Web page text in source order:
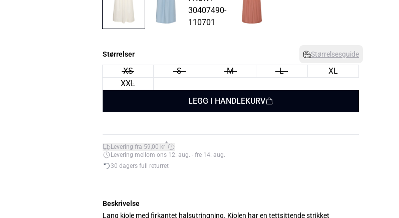
Størrelser Størrelsesguide
XS S M L
XL
XXL
LEGG I HANDLEKURV
Levering fra 59,00 kr*
Levering mellom ons 12. aug. - fre 14. aug.
30 dagers full returret
Beskrivelse
Lang kjole med firkantet halsutringning. Kjolen har en tettsittende strikket